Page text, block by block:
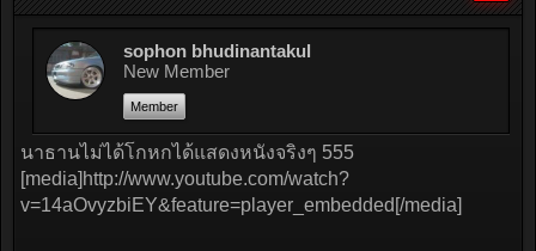
sophon bhudinantakul
New Member
Member
นาธานไม่ได้โกหกได้แสดงหนังจริงๆ 555
[media]http://www.youtube.com/watch?
v=14aOvyzbiEY&feature=player_embedded[/media]